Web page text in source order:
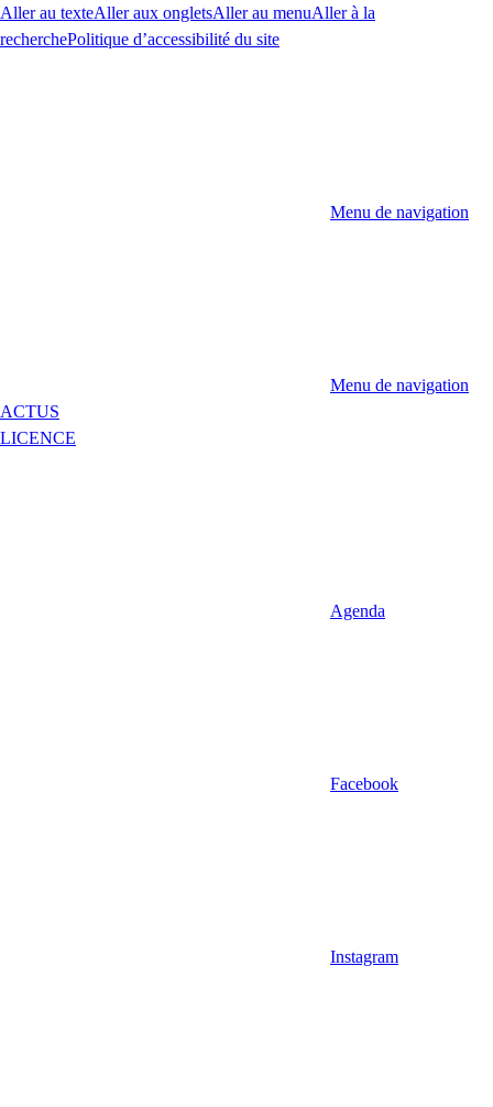
Aller au texteAller aux ongletsAller au menuAller à la
recherchePolitique d’accessibilité du site
Menu de navigation
Menu de navigation
ACTUS
LICENCE
Agenda
Facebook
Instagram